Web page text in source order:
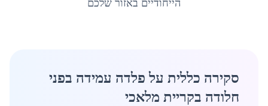
הייחודיים באזור שלכם
סקירה כללית על פלדה עמידה בפני
חלודה בקריית מלאכי